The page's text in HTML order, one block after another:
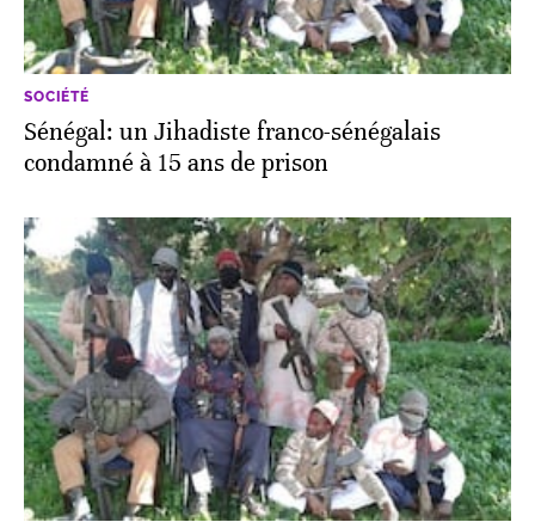
SOCIÉTÉ
Sénégal: un Jihadiste franco-sénégalais
condamné à 15 ans de prison